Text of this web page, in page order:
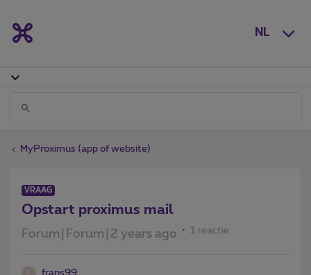
NL
MyProximus (app of website)
VRAAG
Opstart proximus mail
Forum|Forum|2 years ago 1 reactie
frans99